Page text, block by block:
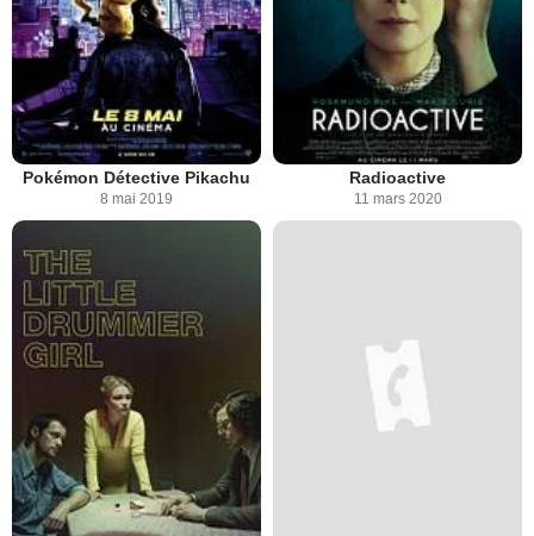
Pokémon Détective Pikachu
8 mai 2019
Radioactive
11 mars 2020